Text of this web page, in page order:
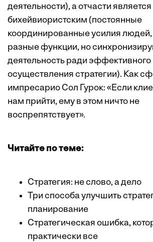
деятельности), а отчасти является
бихейвиористским (постоянные
координированные усилия
разные функции, но
деятельность ради эффективного
осуществления стратегии). Как
импресарио Сол Гурок: «Если
нам прийти, ему в этом ничто не
воспрепятствует».
Читайте по теме:
Стратегия: не слово, а дело
Три способа улучшить
планирование
Стратегическая ошибка,
практически все